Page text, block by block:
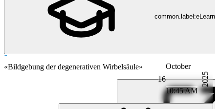
Radiologie
16
October
10:45 AM
2025
«Bildgebung der degenerativen Wirbelsäule»